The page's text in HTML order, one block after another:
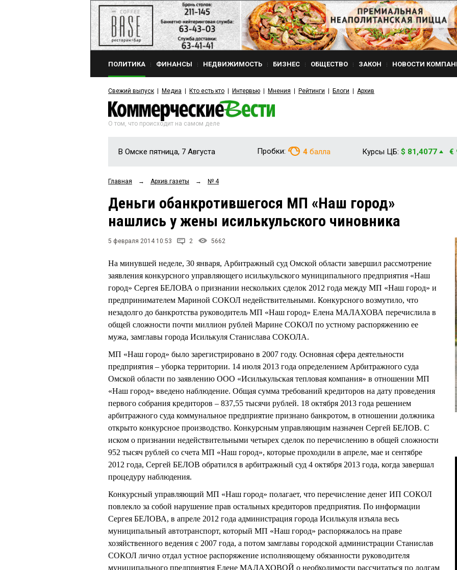
ПОЛИТИКА ФИНАНСЫ НЕДВИЖИМОСТЬ БИЗНЕС ОБЩЕСТВО ЗАКОН НОВОСТИ
Свежий выпуск Медиа Кто есть кто Интервью Мнения Рейтинги Блоги Архив
О том, что происходит на самом деле
В Омске пятница, 7 Августа Пробки: 4 балла Курсы ЦБ: $ 81,4077 €
Главная → Архив газеты → № 4
Деньги обанкротившегося МП «Наш город»
нашлись у жены исилькульского чиновника
5 февраля 2014 10:53 2 5662
На минувшей неделе, 30 января, Арбитражный суд Омской области завершил рассмотрение
заявления конкурсного управляющего исилькульского муниципального предприятия «Наш
город» Сергея БЕЛОВА о признании нескольких сделок 2012 года между МП «Наш город» и
предпринимателем Мариной СОКОЛ недействительными. Конкурсного возмутило, что
незадолго до банкротства руководитель МП «Наш город» Елена МАЛАХОВА перечислила в
общей сложности почти миллион рублей Марине СОКОЛ по устному распоряжению ее
мужа, замглавы города Исилькуля Станислава СОКОЛА.
МП «Наш город» было зарегистрировано в 2007 году. Основная сфера деятельности
предприятия – уборка территории. 14 июля 2013 года определением Арбитражного суда
Омской области по заявлению ООО «Исилькульская тепловая компания» в отношении МП
«Наш город» введено наблюдение. Общая сумма требований кредиторов на дату проведения
первого собрания кредиторов – 837,55 тысячи рублей. 18 октября 2013 года решением
арбитражного суда коммунальное предприятие признано банкротом, в отношении должника
открыто конкурсное производство. Конкурсным управляющим назначен Сергей БЕЛОВ. С
иском о признании недействительными четырех сделок по перечислению в общей сложности
952 тысяч рублей со счета МП «Наш город», которые проходили в апреле, мае и сентябре
2012 года, Сергей БЕЛОВ обратился в арбитражный суд 4 октября 2013 года, когда завершал
процедуру наблюдения.
Конкурсный управляющий МП «Наш город» полагает, что перечисление денег ИП СОКОЛ
повлекло за собой нарушение прав остальных кредиторов предприятия. По информации
Сергея БЕЛОВА, в апреле 2012 года администрация города Исилькуля изъяла весь
муниципальный автотранспорт, который МП «Наш город» распоряжалось на праве
хозяйственного ведения с 2007 года, а потом замглавы городской администрации Станислав
СОКОЛ лично отдал устное распоряжение исполняющему обязанности руководителя
муниципального предприятия Елене МАЛАХОВОЙ о необходимости рассчитаться по долгам